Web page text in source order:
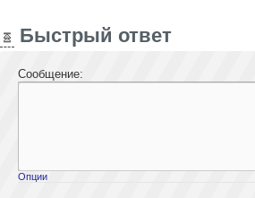
Быстрый ответ
Сообщение:
Опции